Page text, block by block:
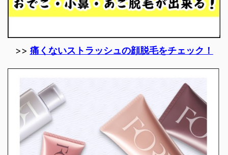
>> 痛くないストラッシュの顔脱毛をチェック！